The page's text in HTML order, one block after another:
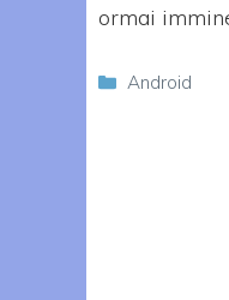
ormai
Categorie
Android